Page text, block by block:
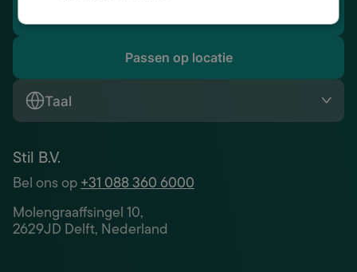
Passen op locatie
Taal
Stil B.V.
Bel ons op+31 088 360 6000
Molengraaffsingel 10,
2629JD Delft, Nederland